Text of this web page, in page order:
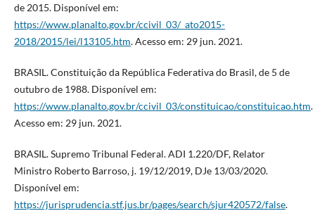
de 2015. Disponível em:
https://www.planalto.gov.br/ccivil_03/_ato2015-
2018/2015/lei/l13105.htm. Acesso em: 29 jun. 2021.
BRASIL. Constituição da República Federativa do Brasil, de 5 de
outubro de 1988. Disponível em:
https://www.planalto.gov.br/ccivil_03/constituicao/constituicao.htm.
Acesso em: 29 jun. 2021.
BRASIL. Supremo Tribunal Federal. ADI 1.220/DF, Relator
Ministro Roberto Barroso, j. 19/12/2019, DJe 13/03/2020.
Disponível em:
https://jurisprudencia.stf.jus.br/pages/search/sjur420572/false.